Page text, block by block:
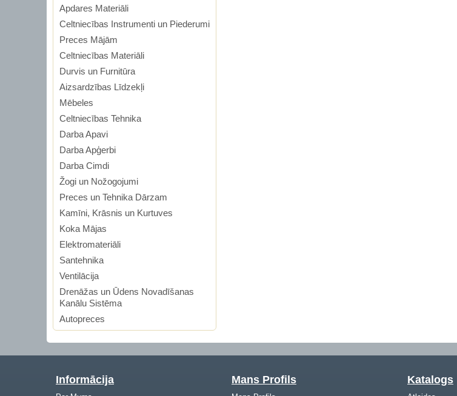
Apdares Materiāli
Celtniecības Instrumenti un Piederumi
Preces Mājām
Celtniecības Materiāli
Durvis un Furnitūra
Aizsardzības Līdzekļi
Mēbeles
Celtniecības Tehnika
Darba Apavi
Darba Apģerbi
Darba Cimdi
Žogi un Nožogojumi
Preces un Tehnika Dārzam
Kamīni, Krāsnis un Kurtuves
Koka Mājas
Elektromateriāli
Santehnika
Ventilācija
Drenāžas un Ūdens Novadīšanas
Kanālu Sistēma
Autopreces
Informācija Mans Profils Katalogs